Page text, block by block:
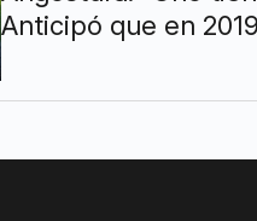
Anticipó que en